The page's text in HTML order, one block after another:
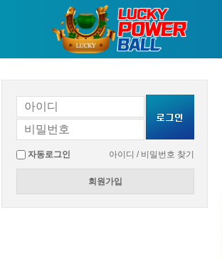
자동로그인 아이디 / 비밀번호 찾기
회원가입